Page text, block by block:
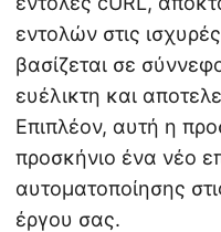
εντολών στις
βασίζεται σε
ευέλικτη και
Επιπλέον, αυτή η
προσκήνιο ένα νέο
αυτοματοποίησης
έργου σας.